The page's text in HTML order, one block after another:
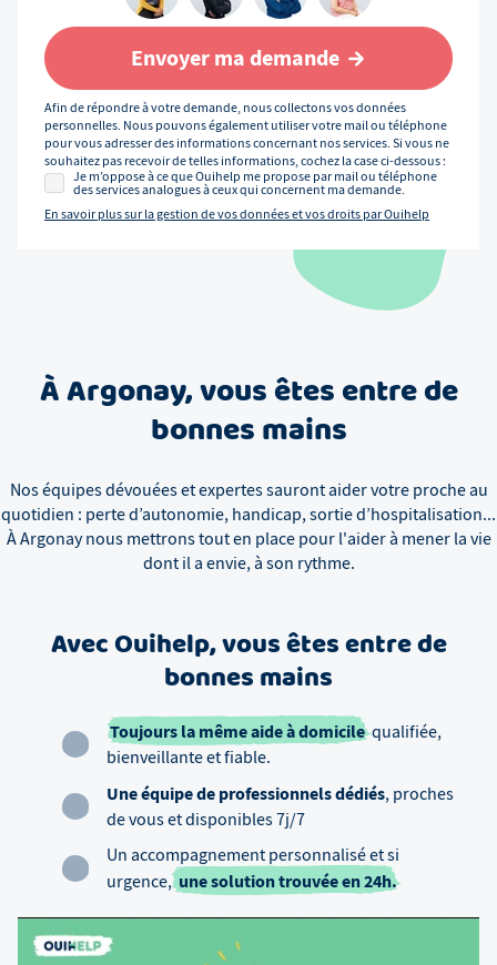
Envoyer ma demande
Afin de répondre à votre demande, nous collectons vos données
personnelles. Nous pouvons également utiliser votre mail ou téléphone
pour vous adresser des informations concernant nos services. Si vous ne
souhaitez pas recevoir de telles informations, cochez la case ci-dessous :
Je m’oppose à ce que Ouihelp me propose par mail ou téléphone
des services analogues à ceux qui concernent ma demande.
En savoir plus sur la gestion de vos données et vos droits par Ouihelp
ÀArgonay, vous êtes entre de
bonnes mains
Nos équipes dévouées et expertes sauront aider votre proche au
quotidien : perte d’autonomie, handicap, sortie d’hospitalisation...
ÀArgonaynous mettrons tout en place pour l'aider à mener la vie
dont il a envie, à son rythme.
Avec Ouihelp, vous êtes entre de
bonnes mains
Toujours la même aide à domicilequalifiée,
bienveillante et fiable.
Une équipe de professionnels dédiés, proches
de vous et disponibles 7j/7
Un accompagnement personnalisé et si
urgence,une solution trouvée en 24h.